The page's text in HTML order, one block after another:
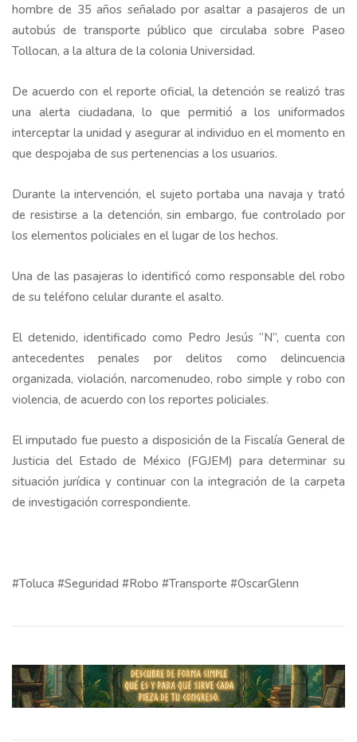
hombre de 35 años señalado por asaltar a pasajeros de un
autobús de transporte público que circulaba sobre Paseo
Tollocan, a la altura de la colonia Universidad.
De acuerdo con el reporte oficial, la detención se realizó tras
una alerta ciudadana, lo que permitió a los uniformados
interceptar la unidad y asegurar al individuo en el momento en
que despojaba de sus pertenencias a los usuarios.
Durante la intervención, el sujeto portaba una navaja y trató
de resistirse a la detención, sin embargo, fue controlado por
los elementos policiales en el lugar de los hechos.
Una de las pasajeras lo identificó como responsable del robo
de su teléfono celular durante el asalto.
El detenido, identificado como Pedro Jesús “N”, cuenta con
antecedentes penales por delitos como delincuencia
organizada, violación, narcomenudeo, robo simple y robo con
violencia, de acuerdo con los reportes policiales.
El imputado fue puesto a disposición de la Fiscalía General de
Justicia del Estado de México (FGJEM) para determinar su
situación jurídica y continuar con la integración de la carpeta
de investigación correspondiente.
#Toluca #Seguridad #Robo #Transporte #OscarGlenn